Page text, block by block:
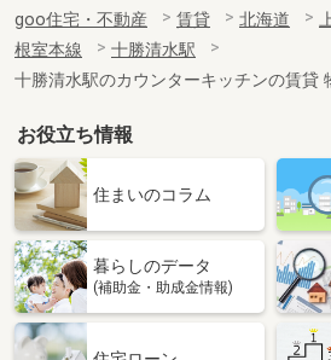
goo住宅・不動産 賃貸 北海道
根室本線
十勝清水駅
十勝清水駅のカウンターキッチンの賃貸
お役立ち情報
住まいのコラム
暮らしのデータ
(補助金・助成金情報)